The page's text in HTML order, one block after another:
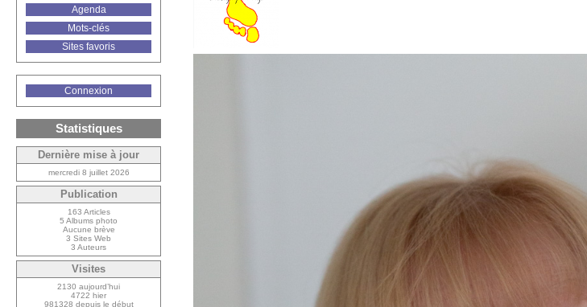
Agenda
Mots-clés
Sites favoris
Connexion
Statistiques
Dernière mise à jour
mercredi 8 juillet 2026
Publication
163 Articles
5 Albums photo
Aucune brève
3 Sites Web
3 Auteurs
Visites
2130 aujourd’hui
4722 hier
981328 depuis le début